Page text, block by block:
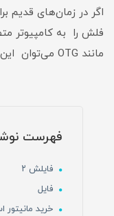
اگر در زمان‌های قدیم
فلش را به کامپیوتر
مانند OTG می‌توان این کار را به راحتی انجام داد.
فهرست
فایلش ۲
فایل
خرید